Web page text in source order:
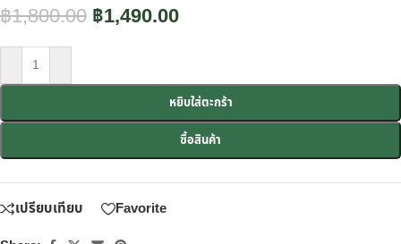
฿1,800.00 ฿1,490.00
หยิบใส่ตะกร้า
ซื้อสินค้า
เปรียบเทียบ
Favorite